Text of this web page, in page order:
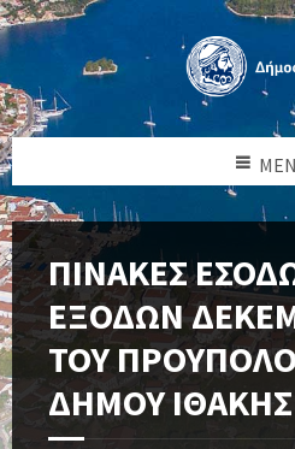
ΠΙΝΑΚΕΣ
ΕΞΟΔΩΝ
ΤΟΥ
ΔΗΜΟΥ ΙΘΑΚΗΣ